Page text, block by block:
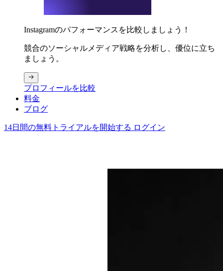
Instagramのパフォーマンスを比較しましょう！
競合のソーシャルメディア戦略を分析し、優位に立ち
ましょう。
プロフィールを比較
料金
ブログ
14日間の無料トライアルを開始する ログイン